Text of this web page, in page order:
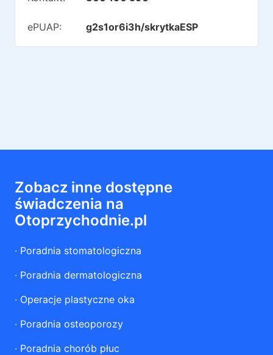
ePUAP: g2s1or6i3h/skrytkaESP
Zobacz inne dostępne
świadczenia na
Otoprzychodnie.pl
· Poradnia stomatologiczna
· Poradnia dermatologiczna
· Operacje plastyczne oka
· Poradnia osteoporozy
· Poradnia chorób płuc